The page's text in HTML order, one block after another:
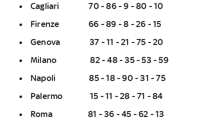
Cagliari 70 - 86 - 9 - 80 - 10
Firenze 66 - 89 - 8 - 26 - 15
Genova 37 - 11 - 21 - 75 - 20
Milano 82 - 48 - 35 - 53 - 59
Napoli 85 - 18 - 90 - 31 - 75
Palermo 15 - 11 - 28 - 71 - 84
Roma 81 - 36 - 45 - 62 - 13